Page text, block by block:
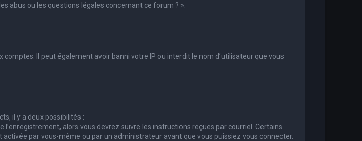
abus ou les questions légales concernant ce forum ? ».
Il peut également avoir banni votre IP ou interdit le nom d’utilisateur que vous
il y a deux possibilités :
alors vous devrez suivre les instructions reçues par courriel. Certains
par vous-même ou par un administrateur avant que vous puissiez vous connecter.